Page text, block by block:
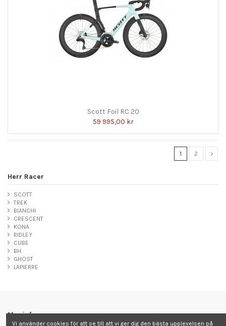
Scott Foil RC 20
59 995,00 kr
1 2
Herr Racer
SCOTT
TREK
BIANCHI
CRESCENT
KONA
RIDLEY
CUBE
BH
GHOST
LAPIERRE
Mer info
Vi använder cookies för att se till att vi ger dig den bästa upplevelsen på